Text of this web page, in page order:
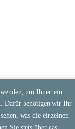
um Ihnen ein
Dafür benötigen wir Ihr
was die einzelnen
Sie stets über das